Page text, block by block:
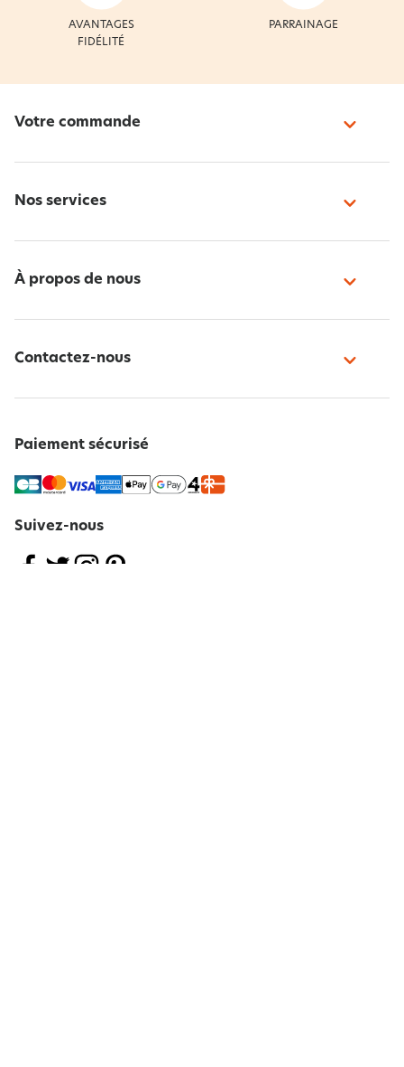
AVANTAGES
FIDÉLITÉ
PARRAINAGE
Votre commande
Nos services
À propos de nous
Contactez-nous
Paiement sécurisé
Suivez-nous